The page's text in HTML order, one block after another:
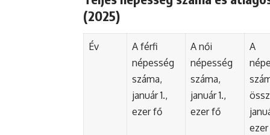
(2025)
Év
A férfi
népesség
száma,
január 1.,
ezer fő
A női
népesség
száma,
január 1.,
ezer fő
A